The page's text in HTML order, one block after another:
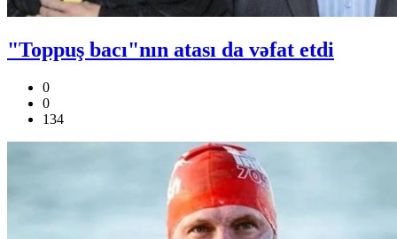
"Toppuş bacı"nın atası da vəfat etdi
0
0
134